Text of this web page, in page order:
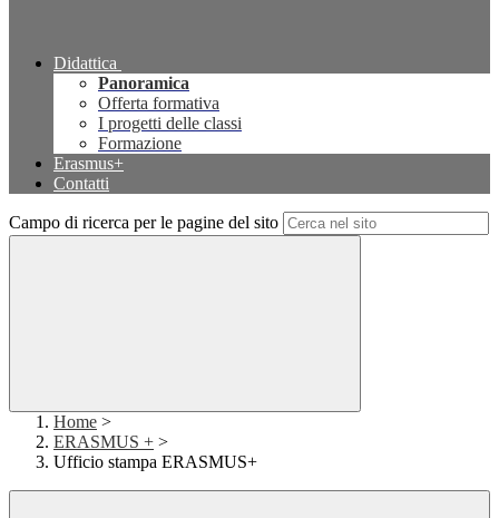
Didattica
Panoramica
Offerta formativa
I progetti delle classi
Formazione
Erasmus+
Contatti
Campo di ricerca per le pagine del sito
Home >
ERASMUS + >
Ufficio stampa ERASMUS+